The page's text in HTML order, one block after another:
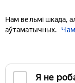
Нам вельмі шкада,
аўтаматычных.
Я не